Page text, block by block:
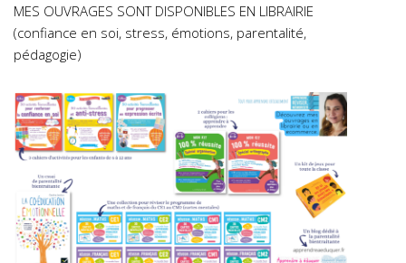
MES OUVRAGES SONT DISPONIBLES EN LIBRAIRIE
(confiance en soi, stress, émotions, parentalité,
pédagogie)